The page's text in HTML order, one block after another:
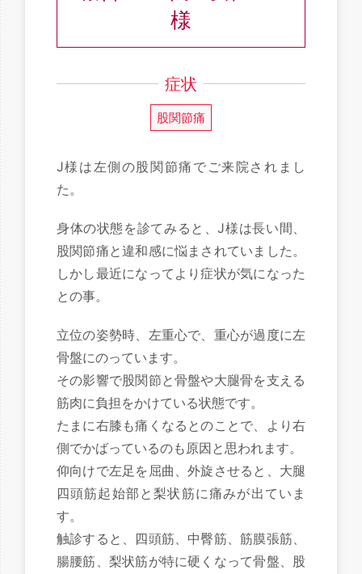
様
症状
股関節痛
J様は左側の股関節痛でご来院されまし
た。
身体の状態を診てみると、J様は長い間、
股関節痛と違和感に悩まされていました。
しかし最近になってより症状が気になった
との事。
立位の姿勢時、左重心で、重心が過度に左
骨盤にのっています。
その影響で股関節と骨盤や大腿骨を支える
筋肉に負担をかけている状態です。
たまに右膝も痛くなるとのことで、より右
側でかばっているのも原因と思われます。
仰向けで左足を屈曲、外旋させると、大腿
四頭筋起始部と梨状筋に痛みが出ていま
す。
触診すると、四頭筋、中臀筋、筋膜張筋、
腸腰筋、梨状筋が特に硬くなって骨盤、股